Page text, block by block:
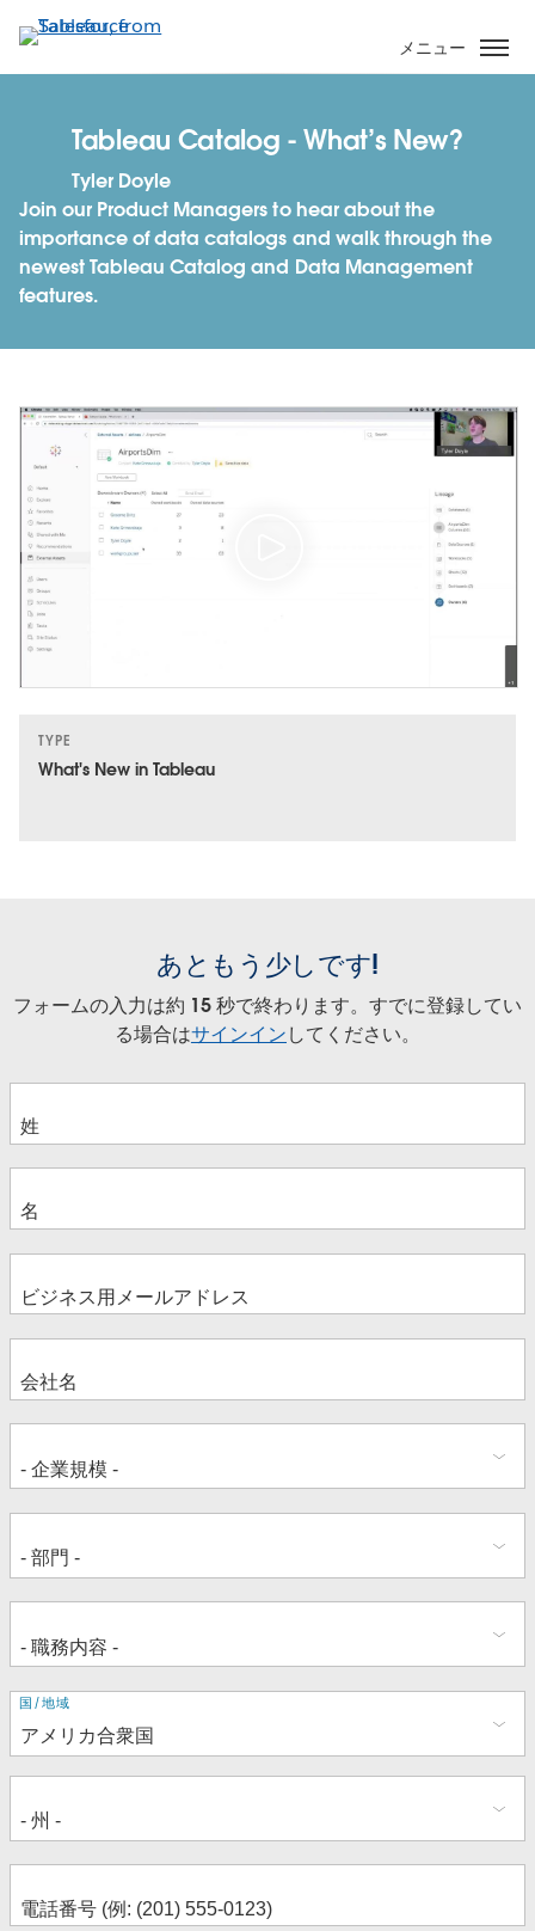
イ
ン
ツ
動
メニュー
Tableau Catalog - What’s New?
Tyler Doyle
Join our Product Managers to hear about the
importance of data catalogs and walk through the
newest Tableau Catalog and Data Management
features.
TYPE
What's New in Tableau
あともう少しです!
フォームの入力は約 15 秒で終わります。すでに登録してい
る場合はサインインしてください。
住
所
国/地域